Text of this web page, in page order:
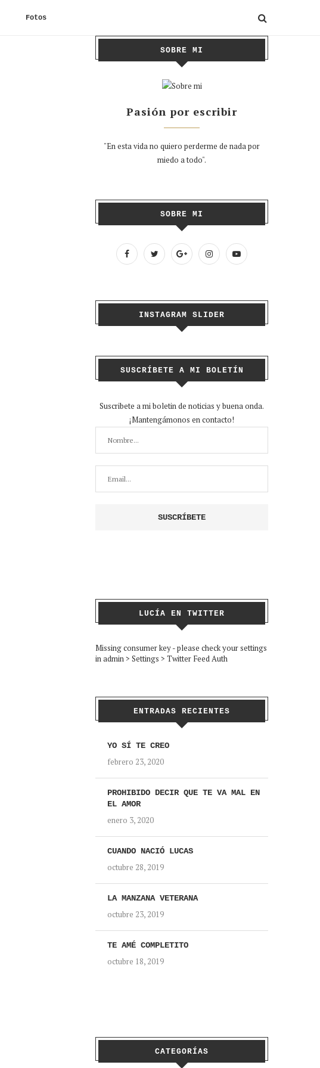
Fotos
SOBRE MI
Pasión por escribir
"En esta vida no quiero perderme de nada por
miedo a todo".
SOBRE MI
INSTAGRAM SLIDER
SUSCRÍBETE A MI BOLETÍN
Suscribete a mi boletin de noticias y buena onda.
¡Mantengámonos en contacto!
LUCÍA EN TWITTER
Missing consumer key - please check your settings
in admin > Settings > Twitter Feed Auth
ENTRADAS RECIENTES
YO SÍ TE CREO
febrero 23, 2020
PROHIBIDO DECIR QUE TE VA MAL EN
EL AMOR
enero 3, 2020
CUANDO NACIÓ LUCAS
octubre 28, 2019
LA MANZANA VETERANA
octubre 23, 2019
TE AMÉ COMPLETITO
octubre 18, 2019
CATEGORÍAS